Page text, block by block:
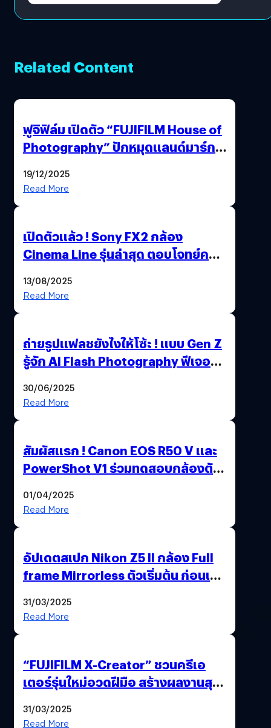
Related Content
ฟูจิฟิล์ม เปิดตัว “FUJIFILM House of
Photography” ปักหมุดแลนด์มาร์ก
19/12/2025
Read More
เปิดตัวแล้ว ! Sony FX2 กล้อง
Cinema Line รุ่นล่าสุด ตอบโจทย์ครี
13/08/2025
Read More
ถ่ายรูปแฟลชยังไงให้โซ้ะ ! แบบ Gen Z
รู้จัก AI Flash Photography ฟีเจอร์
30/06/2025
Read More
สัมผัสแรก ! Canon EOS R50 V และ
PowerShot V1 ร่วมทดสอบกล้องตัว
01/04/2025
Read More
อัปเดตสเปก Nikon Z5 II กล้อง Full
frame Mirrorless ตัวเริ่มต้น ก่อนเปิด
31/03/2025
Read More
“FUJIFILM X-Creator” ชวนครีเอ
เตอร์รุ่นใหม่อวดฝีมือ สร้างผลงานสุด
บาท !
31/03/2025
Read More